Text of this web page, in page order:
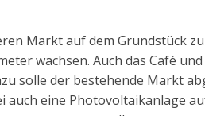
Markt auf dem Grundstück
wachsen. Auch das Café
solle der bestehende Markt
eine Photovoltaikanlage